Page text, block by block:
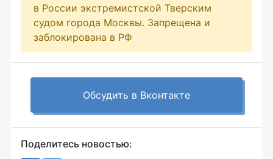
в России экстремистской Тверским
судом города Москвы. Запрещена и
заблокирована в РФ
Обсудить в Вконтакте
Поделитесь новостью: